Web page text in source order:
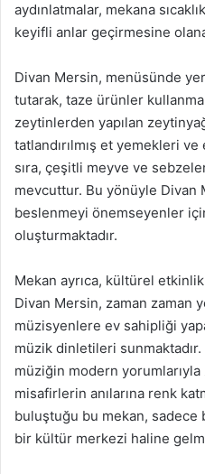
aydınlatmalar, mekana
keyifli anlar geçirmesine
Divan Mersin, menüsünde
tutarak, taze ürünler
zeytinlerden yapılan
tatlandırılmış et yemekleri ve
sıra, çeşitli meyve ve
mevcuttur. Bu yönüyle Divan
beslenmeyi önemseyenler
oluşturmaktadır.
Mekan ayrıca, kültürel
Divan Mersin, zaman zaman
müzisyenlere ev sahipliği
müzik dinletileri
müziğin modern
misafirlerin anılarına renk
buluştuğu bu mekan, sadece
bir kültür merkezi haline